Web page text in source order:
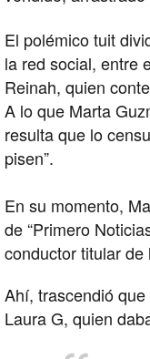
El polémico tuit
la red social, entre
Reinah, quien
A lo que Marta
resulta que lo
pisen”.
En su momento,
de “Primero
conductor titular de
Ahí, trascendió
Laura G, quien